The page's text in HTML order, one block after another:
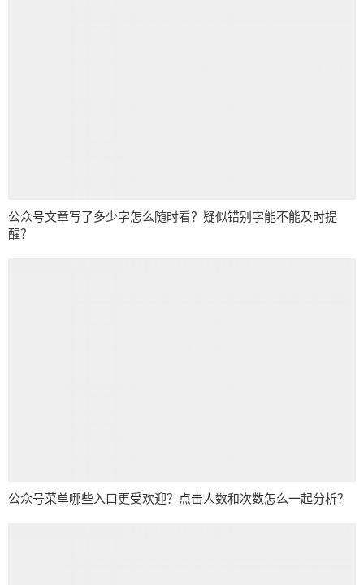
公众号文章写了多少字怎么随时看？疑似错别字能不能及时提
醒？
公众号菜单哪些入口更受欢迎？点击人数和次数怎么一起分析？